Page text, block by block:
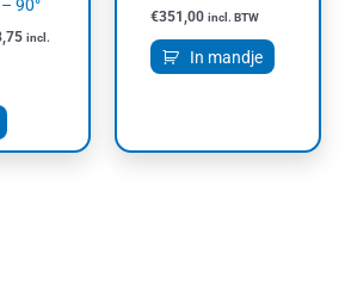
90°
incl.
€351,00 incl. BTW
In mandje